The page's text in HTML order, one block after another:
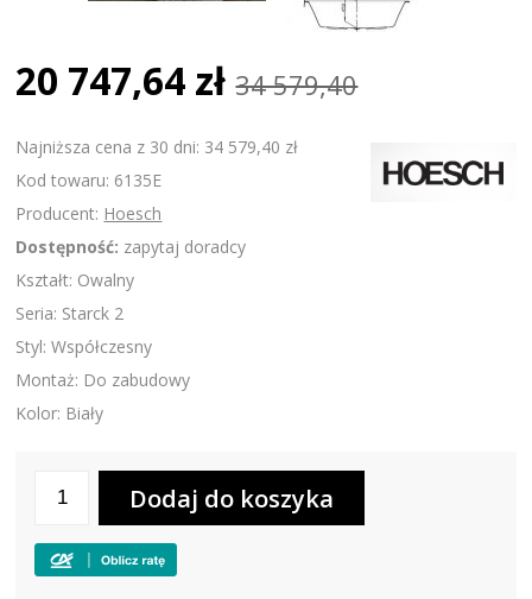
20 747,64 zł 34 579,40
Najniższa cena z 30 dni: 34 579,40 zł
Kod towaru: 6135E
Producent: Hoesch
Dostępność: zapytaj doradcy
Kształt: Owalny
Seria: Starck 2
Styl: Współczesny
Montaż: Do zabudowy
Kolor: Biały